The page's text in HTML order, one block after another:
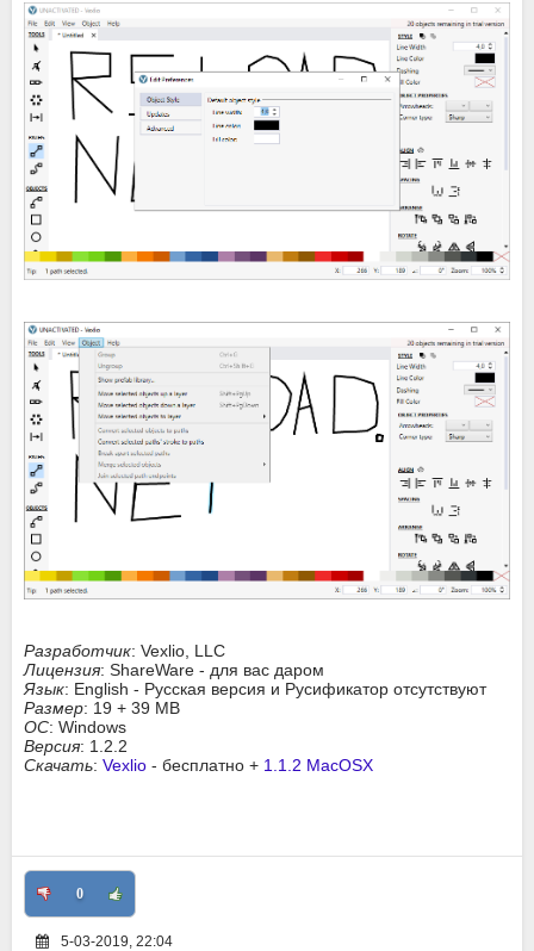
Разработчик: Vexlio, LLC
Лицензия: ShareWare - для вас даром
Язык: English - Русская версия и Русификатор отсутствуют
Размер: 19 + 39 MB
ОС: Windows
Версия: 1.2.2
Скачать: Vexlio - бесплатно + 1.1.2 MacOSX
0
5-03-2019, 22:04